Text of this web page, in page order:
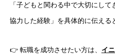
会社を知る
採用を知る
「子どもと関わる中で大切にし
協力した経験」を具体的に伝える
👉 転職を成功させたい方は、 イ